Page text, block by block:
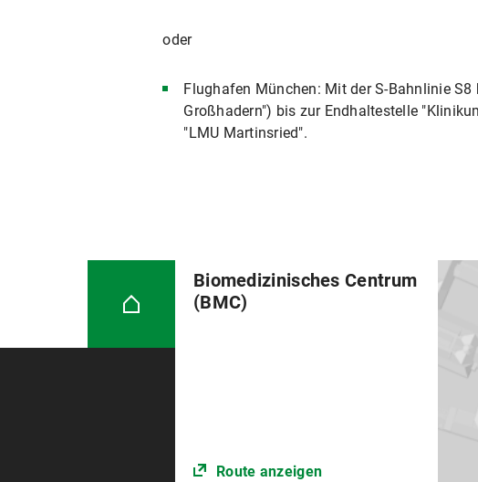
oder
Flughafen München: Mit der S-Bahnlinie
Großhadern") bis zur Endhaltestelle
"LMU Martinsried".
Biomedizinisches Centrum
(BMC)
Route anzeigen